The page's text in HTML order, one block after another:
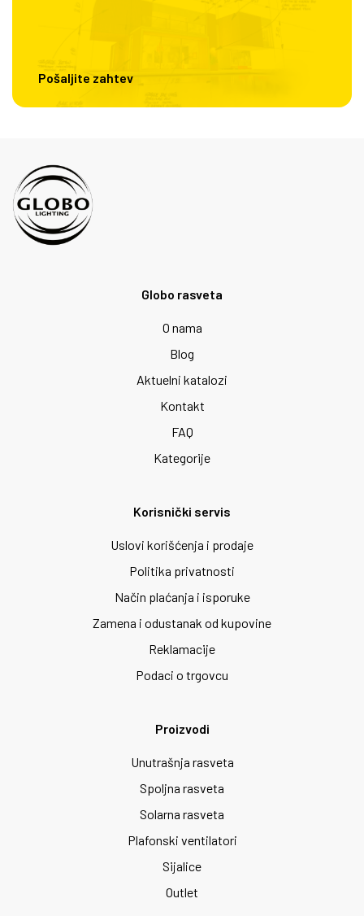
Pošaljite zahtev
Globo rasveta
O nama
Blog
Aktuelni katalozi
Kontakt
FAQ
Kategorije
Korisnički servis
Uslovi korišćenja i prodaje
Politika privatnosti
Način plaćanja i isporuke
Zamena i odustanak od kupovine
Reklamacije
Podaci o trgovcu
Proizvodi
Unutrašnja rasveta
Spoljna rasveta
Solarna rasveta
Plafonski ventilatori
Sijalice
Outlet